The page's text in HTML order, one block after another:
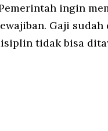
ingin
Gaji
tidak bisa